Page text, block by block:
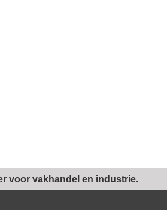
voor vakhandel en industrie.